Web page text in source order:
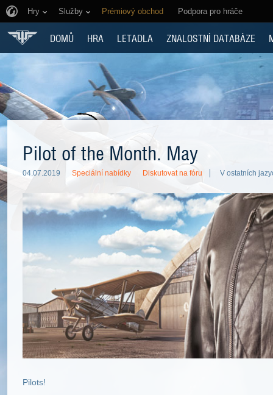
Hry Služby Prémiový obchod Podpora pro hráče
DOMŮ HRA LETADLA ZNALOSTNÍ DATABÁZE
Pilot of the Month. May
04.07.2019 Speciální nabídky Diskutovat na fóru V ostatních
Pilots!